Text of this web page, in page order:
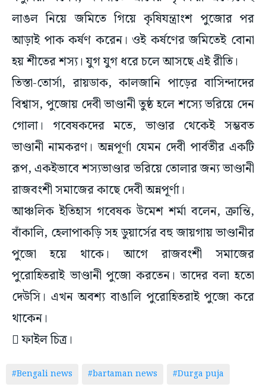
লাঙল নিয়ে জমিতে গিয়ে কৃষিযন্ত্রাংশ পুজোর পর
আড়াই পাক কর্ষণ করেন। ওই কর্ষণের জমিতেই বোনা
হয় শীতের শস্য। যুগ যুগ ধরে চলে আসছে এই রীতি।
তিস্তা-তোর্সা, রায়ডাক, কালজানি পাড়ের বাসিন্দাদের
বিশ্বাস, পুজোয় দেবী ভাণ্ডানী তুষ্ঠ হলে শস্যে ভরিয়ে দেন
গোলা। গবেষকদের মতে, ভাণ্ডার থেকেই সম্ভবত
ভাণ্ডানী নামকরণ। অন্নপূর্ণা যেমন দেবী পার্বতীর একটি
রূপ, একইভাবে শস্যভাণ্ডার ভরিয়ে তোলার জন্য ভাণ্ডানী
রাজবংশী সমাজের কাছে দেবী অন্নপূর্ণা।
আঞ্চলিক ইতিহাস গবেষক উমেশ শর্মা বলেন, ক্রান্তি,
বাঁকালি, হেলাপাকড়ি সহ ডুয়ার্সের বহু জায়গায় ভাণ্ডানীর
পুজো হয়ে থাকে। আগে রাজবংশী সমাজের
পুরোহিতরাই ভাণ্ডানী পুজো করতেন। তাদের বলা হতো
দেউসি। এখন অবশ্য বাঙালি পুরোহিতরাই পুজো করে
থাকেন।
 ফাইল চিত্র।
#Bengali news #bartaman news #Durga puja